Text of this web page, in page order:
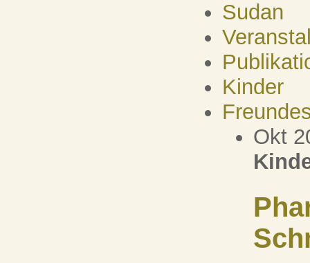
Sudan
Kinder
Okt